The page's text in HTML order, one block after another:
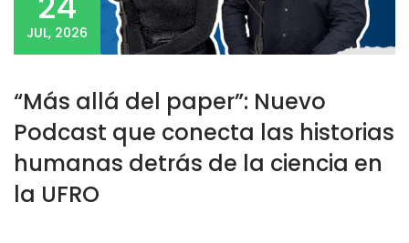
JUL, 2026
“Más allá del paper”: Nuevo
Podcast que conecta las historias
humanas detrás de la ciencia en
la UFRO